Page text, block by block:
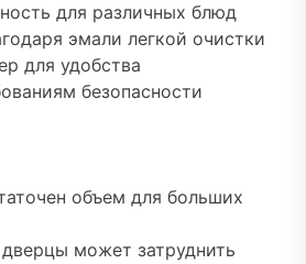
для различных блюд
эмали легкой очистки
для удобства
безопасности
объем для больших
может затруднить